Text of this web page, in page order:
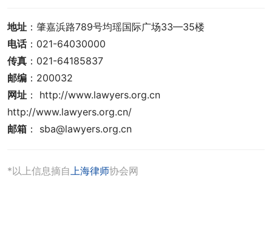
地址 ：肇嘉浜路789号均瑶国际广场33—35楼
电话：021-64030000
传真 ：021-64185837
邮编 ：200032
网址 ： http://www.lawyers.org.cn
http://www.lawyers.org.cn/
邮箱 ： sba@lawyers.org.cn
*以上信息摘自上海律师协会网